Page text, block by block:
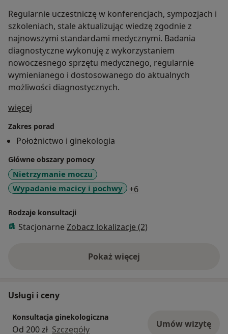
Regularnie uczestniczę w konferencjach, sympozjach i
szkoleniach, stale aktualizując wiedzę zgodnie z
najnowszymi standardami medycznymi. Badania
diagnostyczne wykonuję z wykorzystaniem
nowoczesnego sprzętu medycznego, regularnie
wymienianego i dostosowanego do aktualnych
możliwości diagnostycznych.
więcej
Zakres porad
Położnictwo i ginekologia
Główne obszary pomocy
Nietrzymanie moczu
Wypadanie macicy i pochwy
+6a11y_sr_more_diseases
Rodzaje konsultacji
Stacjonarne Zobacz lokalizacje (2)
Pokaż więcejo doświadczeniu
Usługi i ceny
Konsultacja ginekologiczna
Od 200 zł Szczegóły Umów wizytę